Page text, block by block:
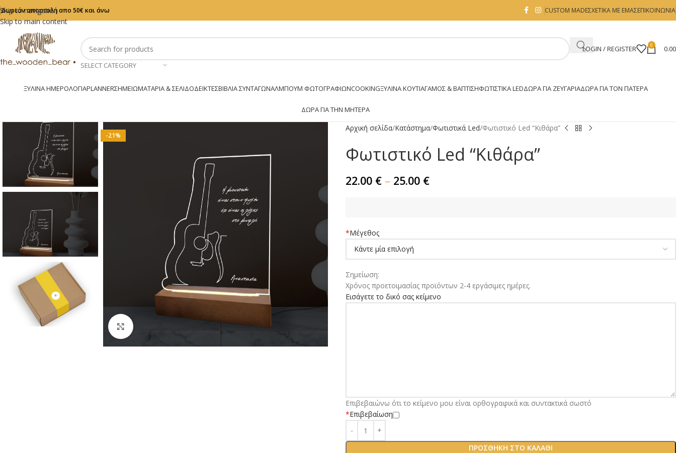
Skip to navigation
Skip to main content
Δωρεάν αποστολή απο 50€ και άνω CUSTOM MADEΣΧΕΤΙΚΑ ΜΕ ΕΜΑΣΕΠΙΚΟΙΝΩΝΙΑ
SELECT CATEGORY
LOGIN / REGISTER 0
ΞΎΛΙΝΑ ΗΜΕΡΟΛΌΓΙΑPLANNERΣΗΜΕΙΩΜΑΤΆΡΙΑ & ΣΕΛΙΔΟΔΕΊΚΤΕΣΒΙΒΛΊΑ ΣΥΝΤΑΓΏΝΆΛΜΠΟΥΜ ΦΩΤΟΓΡΑΦΙΏΝCOOKINGΞΥΛΙΝΑ ΚΟΥΤΙΑΓΑΜΟΣ & ΒΑΠΤΙΣΗΦΩΤΙΣΤΙΚΆ LEDΔΏΡΑ ΓΙΑ ΖΕΥΓΆΡΙΑΔΏΡΑ ΓΙΑ ΤΟΝ ΠΑΤΈΡΑ
ΔΏΡΑ ΓΙΑ ΤΗΝ ΜΗΤΈΡΑ
-21%
Αρχική σελίδα Κατάστημα Φωτιστικά Led Φωτιστικό Led “Κιθάρα”
Φωτιστικό Led “Κιθάρα”
22.00 € – 25.00 €
*Μέγεθος
Σημείωση:
Χρόνος προετοιμασίας προϊόντων 2-4 εργάσιμες ημέρες.
Εισάγετε το δικό σας κείμενο
*Επιβεβαίωση
Επιβεβαιώνω ότι το κείμενο μου είναι ορθογραφικά και συντακτικά σωστό
ΠΡΟΣΘΉΚΗ ΣΤΟ ΚΑΛΆΘΙ